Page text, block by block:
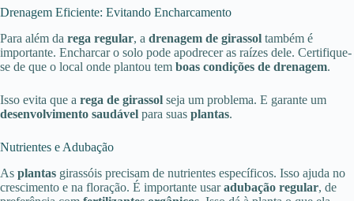
Drenagem Eficiente: Evitando Encharcamento
Para além da rega regular, a drenagem de girassol também é
importante. Encharcar o solo pode apodrecer as raízes dele. Certifique-
se de que o local onde plantou tem boas condições de drenagem.
Isso evita que a rega de girassol seja um problema. E garante um
desenvolvimento saudável para suas plantas.
Nutrientes e Adubação
As plantas girassóis precisam de nutrientes específicos. Isso ajuda no
crescimento e na floração. É importante usaradubação regular, de